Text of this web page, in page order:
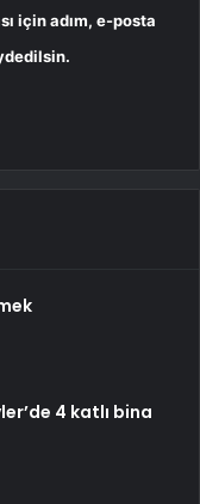
için adım, e-posta
4 katlı bina